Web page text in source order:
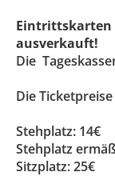
Eintrittskarten
ausverkauft!
Die
Die
Stehplatz: 14€
Stehplatz
Sitzplatz: 25€